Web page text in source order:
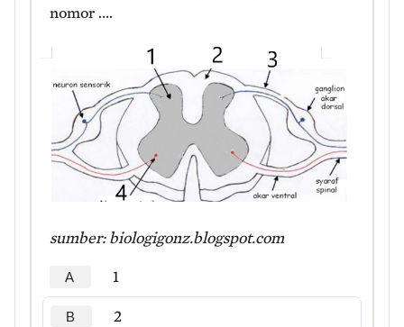
nomor ....
sumber: biologigonz.blogspot.com
A 1
B 2